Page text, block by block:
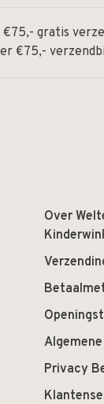
€75,- gratis
€75,-
Over
Privacy